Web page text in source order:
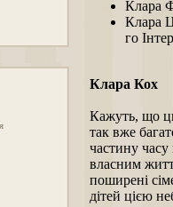
Клара
Клара
го
Клара Кох
Кажуть, що
так вже
частину
власним
поширені
дітей цією